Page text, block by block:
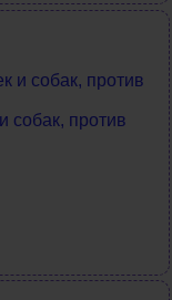
собак, против